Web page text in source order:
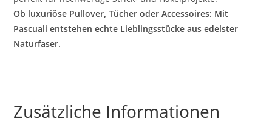
Ob luxuriöse Pullover, Tücher oder Accessoires: Mit
Pascuali entstehen echte Lieblingsstücke aus edelster
Naturfaser.
Zusätzliche Informationen